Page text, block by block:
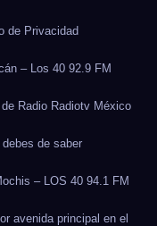
de Privacidad
– Los 40 92.9 FM
Radio Radiotv México
debes de saber
– LOS 40 94.1 FM
avenida principal en el